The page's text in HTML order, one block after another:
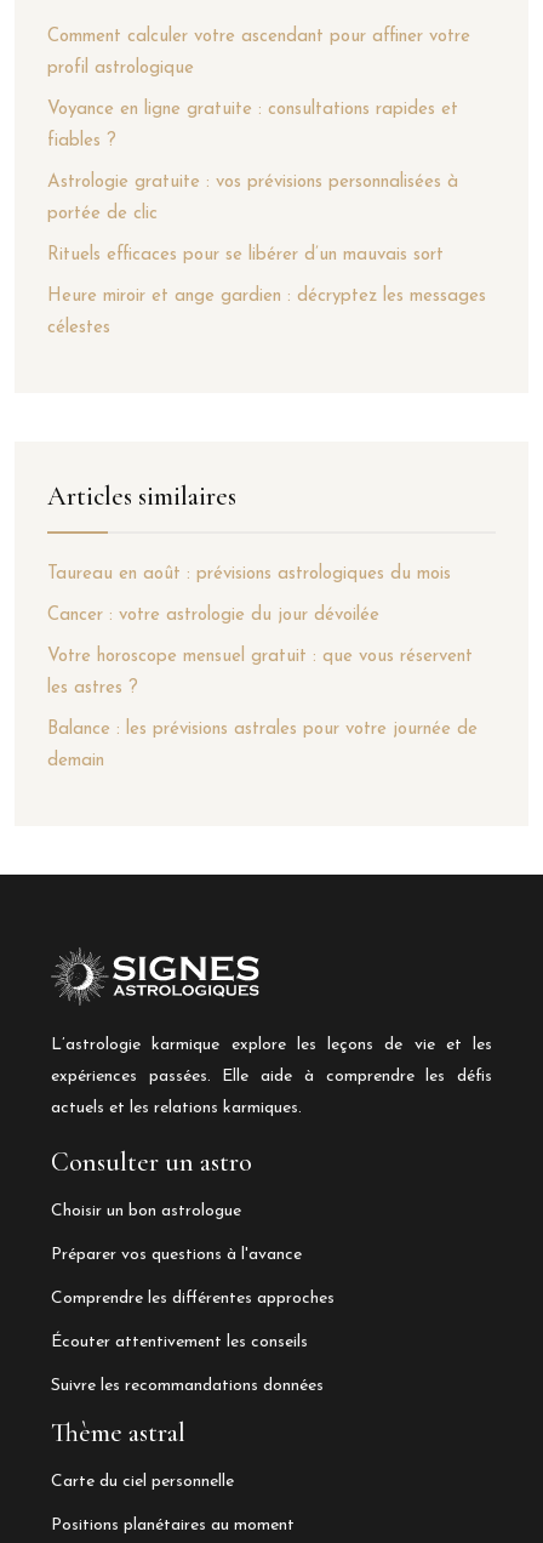
Comment calculer votre ascendant pour affiner votre
profil astrologique
Voyance en ligne gratuite : consultations rapides et
fiables ?
Astrologie gratuite : vos prévisions personnalisées à
portée de clic
Rituels efficaces pour se libérer d’un mauvais sort
Heure miroir et ange gardien : décryptez les messages
célestes
Articles similaires
Taureau en août : prévisions astrologiques du mois
Cancer : votre astrologie du jour dévoilée
Votre horoscope mensuel gratuit : que vous réservent
les astres ?
Balance : les prévisions astrales pour votre journée de
demain
L’astrologie karmique explore les leçons de vie et les
expériences passées. Elle aide à comprendre les défis
actuels et les relations karmiques.
Consulter un astro
Choisir un bon astrologue
Préparer vos questions à l'avance
Comprendre les différentes approches
Écouter attentivement les conseils
Suivre les recommandations données
Thème astral
Carte du ciel personnelle
Positions planétaires au moment